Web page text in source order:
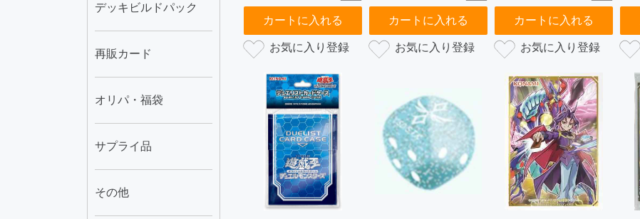
デッキビルドパック
再販カード
オリパ・福袋
サプライ品
その他
カートに入れる カートに入れる カートに入れる